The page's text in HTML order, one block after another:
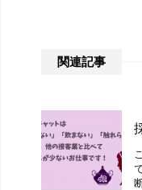
関連記事